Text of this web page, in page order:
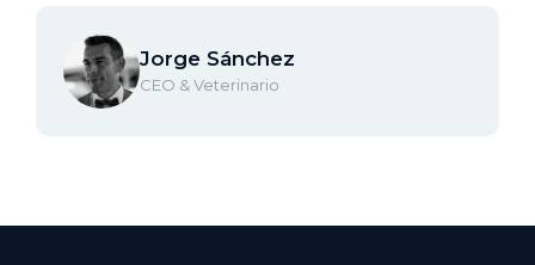
Jorge Sánchez
CEO & Veterinario